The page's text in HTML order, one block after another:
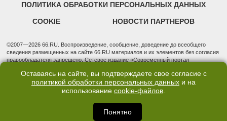
ПОЛИТИКА ОБРАБОТКИ ПЕРСОНАЛЬНЫХ ДАННЫХ
COOKIE НОВОСТИ ПАРТНЕРОВ
©2007—2026 66.RU. Воспроизведение, сообщение, доведение до всеобщего
сведения размещенных на сайте 66.RU материалов и их элементов без согласия
правообладателя запрещено. Сетевое издание «Современный портал
надзору в сфере связи, информационных технологий и массовых коммуникаций
(Роскомнадзор). Регистрационный номер ЭЛ № ФС 77 - 76634 от 02.09.2019
Учредитель: Общество с ограниченной ответственностью "66.ру". Юридический
3, оф. 7015 Фактический адрес редакции и отдела продаж: 620014, Свердловская
обл., г. Екатеринбург, ул. Бориса Ельцина, д. 3, оф. 7015, +7 (343) 288-50-66
Оставаясь на сайте, вы подтверждаете свое согласие с
политикой обработки персональных данных и на
использование cookie-файлов.
Понятно